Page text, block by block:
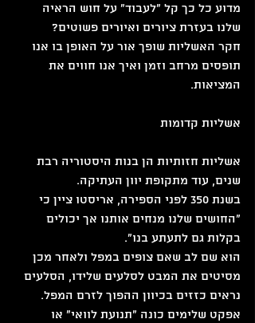
מדוע כל כך קל "לעבוד" על חוש הראיה
שלנו בעזרת ציורים ואיורים פשוטים?
חקר האשליות שופך אור על האופן בו אנו
תופסים מרחב וזמן ואיך אנו חווים את
המציאות.
אשליות קדומות
אשליות חזותיות הן בנות היסטוריה רבת
שנים, עוד מתקופת יוון העתיקה.
בשנת 350 לפני הספירה, אריסטו ציין כי
"החושים שלנו מנחים אותנו אך יכולים
בקלות גם לתעתע בנו".
הוא שם לב שאם צופים במפל ולאחר מכן
מסיטים את המבט לסלעים שלידו, הסלעים
נראים כזזים בכיוון ההפוך לזרם המפל.
אפקט שלימים כונה "תנועת לוואי" או